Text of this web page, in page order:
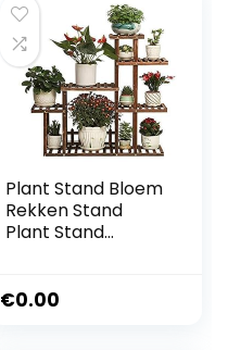
Stijlen
Plant Stand Bloem
Rekken Stand
Plant Stand
Ingemaakte Rack
€0.00